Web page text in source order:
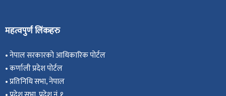
महत्वपुर्ण लिंकहरु
•नेपाल सरकारको आधिकारिक पोर्टल
•कर्णाली प्रदेश पोर्टल
•प्रतिनिधि सभा, नेपाल